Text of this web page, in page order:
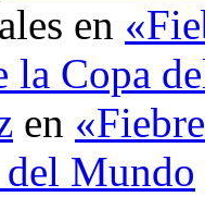
en
la Copa
en
del Mundo